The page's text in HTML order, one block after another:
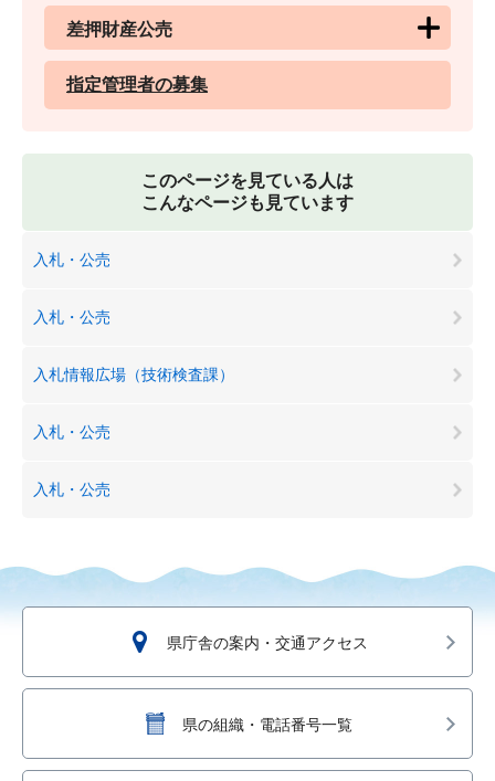
差押財産公売
指定管理者の募集
このページを見ている人は
こんなページも見ています
入札・公売
入札・公売
入札情報広場（技術検査課）
入札・公売
入札・公売
県庁舎の案内・交通アクセス
県の組織・電話番号一覧